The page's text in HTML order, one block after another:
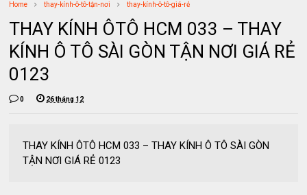
Home thay-kính-ô-tô-tận-nơi thay-kính-ô-tô-giá-rẻ
THAY KÍNH ÔTÔ HCM 033 – THAY
KÍNH Ô TÔ SÀI GÒN TẬN NƠI GIÁ RẺ
0123
0 26 tháng 12
THAY KÍNH ÔTÔ HCM 033 – THAY KÍNH Ô TÔ SÀI GÒN
TẬN NƠI GIÁ RẺ 0123